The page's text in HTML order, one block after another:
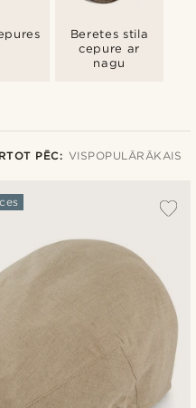
Beretes stila
cepure ar
nagu
PĒC: VISPOPULĀRĀKAIS
Zemākā cena
cena